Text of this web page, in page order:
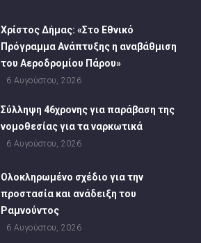
Χρίστος Δήμας: «Στο Εθνικό
Πρόγραμμα Ανάπτυξης η αναβάθμιση
του Αεροδρομίου Πάρου»
6 Αυγούστου, 2026
Σύλληψη 46χρονης για παράβαση της
νομοθεσίας για τα ναρκωτικά
6 Αυγούστου, 2026
Ολοκληρωμένο σχέδιο για την
προστασία και ανάδειξη του
Ραμνούντος
6 Αυγούστου, 2026